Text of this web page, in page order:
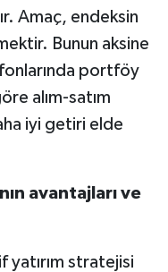
Amaç, endeksin
Bunun aksine
portföy
alım-satım
iyi getiri elde
avantajları ve
yatırım stratejisi